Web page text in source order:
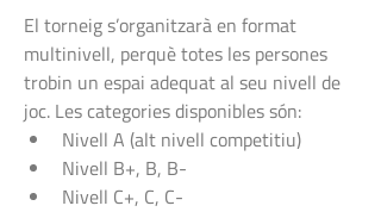
El torneig s’organitzarà en format
multinivell, perquè totes les persones
trobin un espai adequat al seu nivell de
joc. Les categories disponibles són:
Nivell A (alt nivell competitiu)
Nivell B+, B, B-
Nivell C+, C, C-